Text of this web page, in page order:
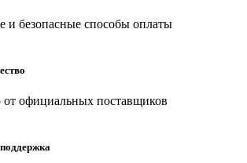
и безопасные способы оплаты
от официальных поставщиков